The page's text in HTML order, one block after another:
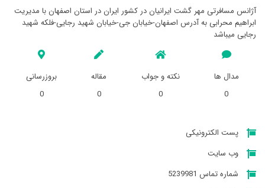
آژانس مسافرتی مهر گشت ايرانيان در کشور ایران در استان اصفهان با مدیریت
ابراهیم محرابی به آدرس اصفهان-خیابان جی-خیابان شهید رجایی-فلکه شهید
رجایی میباشد
مدال ها
0
نکته و جواب
0
مقاله
0
بروزرسانی
0
پست الکترونیکی
وب سایت
شماره تماس 5239981